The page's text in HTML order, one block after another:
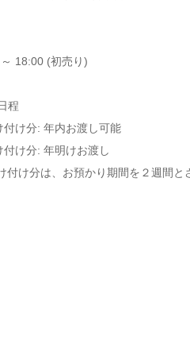
18:00 (初売り)
程
け分: 年内お渡し可能
け分: 年明けお渡し
付け分は、お預かり期間を２週間と